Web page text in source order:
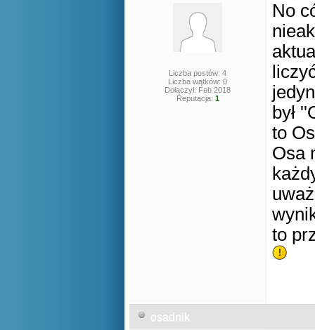
Liczba postów: 4
Liczba wątków: 0
Dołączył: Feb 2018
Reputacja: 1
No
był
to
Osa
to
osadnik